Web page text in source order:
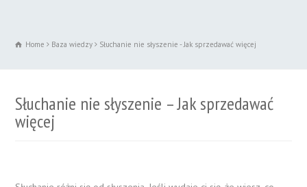
Home Baza wiedzy Słuchanie nie słyszenie - Jak sprzedawać więcej
Słuchanie nie słyszenie – Jak sprzedawać
więcej